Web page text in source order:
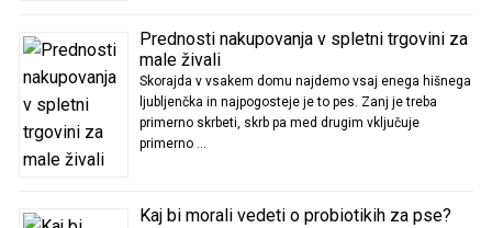
Prednosti nakupovanja v spletni trgovini za
male živali
Skorajda v vsakem domu najdemo vsaj enega hišnega
ljubljenčka in najpogosteje je to pes. Zanj je treba
primerno skrbeti, skrb pa med drugim vključuje
primerno …
Kaj bi morali vedeti o probiotikih za pse?